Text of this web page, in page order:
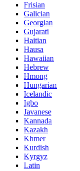
Frisian
Galician
Georgian
Gujarati
Haitian
Hausa
Hawaiian
Hebrew
Hmong
Hungarian
Icelandic
Igbo
Javanese
Kannada
Kazakh
Khmer
Kurdish
Kyrgyz
Latin